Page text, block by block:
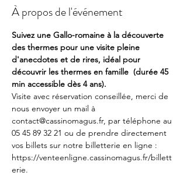
À propos de l'événement
Suivez une Gallo-romaine à la découverte
des thermes pour une visite pleine
d'anecdotes et de rires, idéal pour
découvrir les thermes en famille  (durée 45
min accessible dès 4 ans).
Visite avec réservation conseillée, merci de
nous envoyer un mail à
contact@cassinomagus.fr, par téléphone au
05 45 89 32 21 ou de prendre directement
vos billets sur notre billetterie en ligne :
https://venteenligne.cassinomagus.fr/billett
erie.